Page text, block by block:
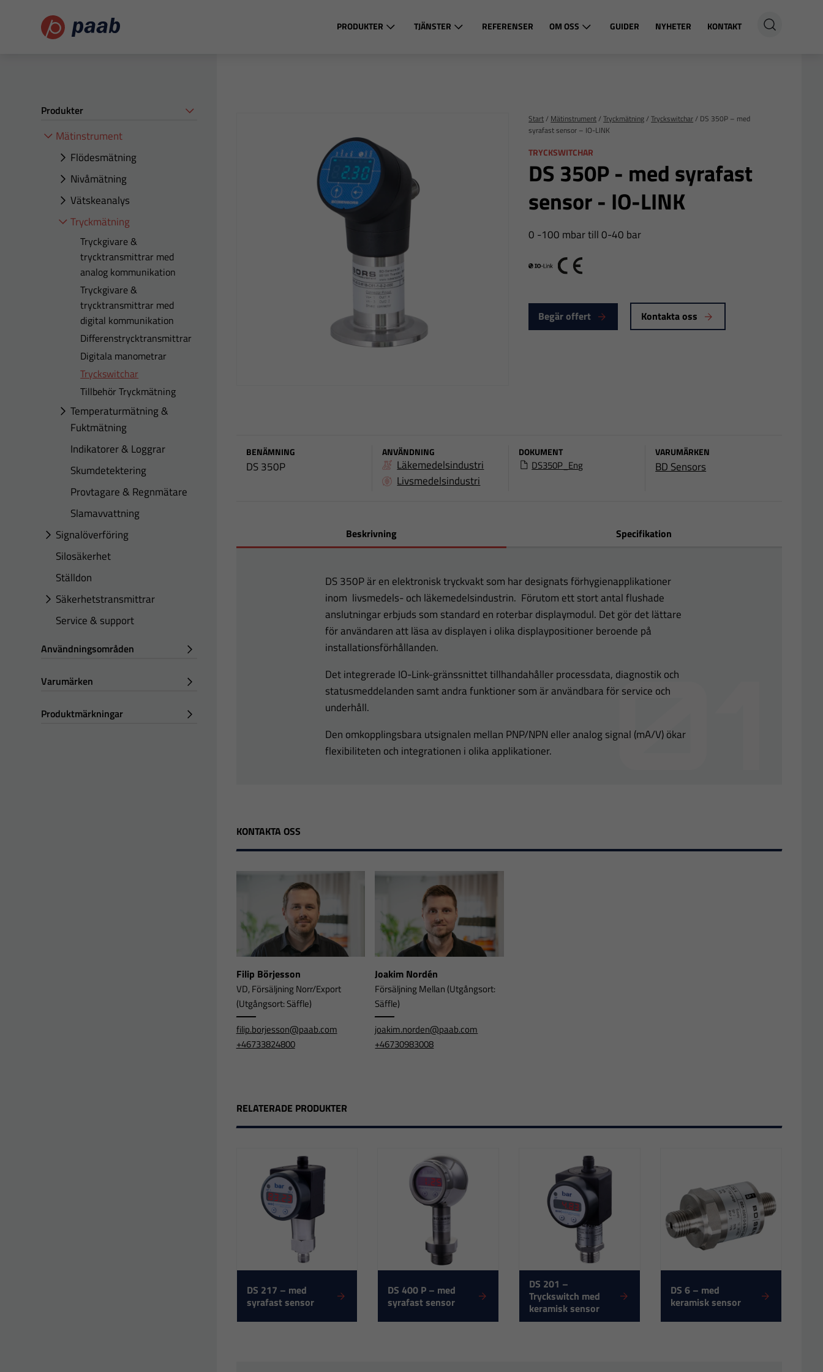
PRODUKTER TJÄNSTER REFERENSER OM OSS GUIDER NYHETER KONTAKT
Produkter
Mätinstrument
Flödesmätning
Nivåmätning
Vätskeanalys
Tryckmätning
Tryckgivare &
trycktransmittrar med
analog kommunikation
Tryckgivare &
trycktransmittrar med
digital kommunikation
Differenstrycktransmittrar
Digitala manometrar
Tryckswitchar
Tillbehör Tryckmätning
Temperaturmätning &
Fuktmätning
Indikatorer & Loggrar
Skumdetektering
Provtagare & Regnmätare
Slamavvattning
Signalöverföring
Silosäkerhet
Ställdon
Säkerhetstransmittrar
Service & support
Användningsområden
Varumärken
Produktmärkningar
Start/ Mätinstrument/Tryckmätning/Tryckswitchar/ DS 350P – med
syrafast sensor – IO-LINK
TRYCKSWITCHAR
DS 350P - med syrafast
sensor - IO-LINK
0 -100 mbar till 0-40 bar
IO link CE
Begär offert Kontakta oss
BENÄMNING
DS 350P
ANVÄNDNING
Läkemedelsindustri
Livsmedelsindustri
DOKUMENT
DS350P_Eng
VARUMÄRKEN
BD Sensors
Beskrivning Specifikation
DS 350P är en elektronisk tryckvakt som har designats förhygienapplikationer
inom livsmedels- och läkemedelsindustrin. Förutom ett stort antal flushade
anslutningar erbjuds som standard en roterbar displaymodul. Det gör det lättare
för användaren att läsa av displayen i olika displaypositioner beroende på
installationsförhållanden.
Det integrerade IO-Link-gränssnittet tillhandahåller processdata, diagnostik och
statusmeddelanden samt andra funktioner som är användbara för service och
underhåll.
Den omkopplingsbara utsignalen mellan PNP/NPN eller analog signal (mA/V) ökar
flexibiliteten och integrationen i olika applikationer.
KONTAKTA OSS
Filip Börjesson
VD, Försäljning Norr/Export
(Utgångsort: Säffle)
filip.borjesson@paab.com
+46733824800
Joakim Nordén
Försäljning Mellan (Utgångsort:
Säffle)
joakim.norden@paab.com
+46730983008
RELATERADE PRODUKTER
DS 217 – med
syrafast sensor
DS 400 P – med
syrafast sensor
DS 201 –
Tryckswitch med
keramisk sensor
DS 6 – med
keramisk sensor